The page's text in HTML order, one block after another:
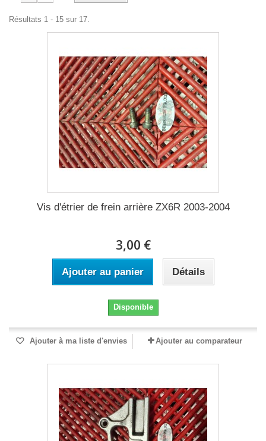
Résultats 1 - 15 sur 17.
Vis d'étrier de frein arrière ZX6R 2003-2004
3,00 €
Ajouter au panier Détails
Disponible
Ajouter à ma liste d'envies Ajouter au comparateur